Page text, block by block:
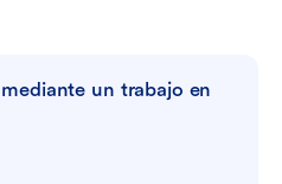
un trabajo en